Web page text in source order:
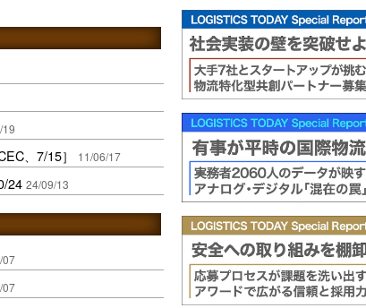
、7/15］ 11/06/17
24 24/09/13
07
07